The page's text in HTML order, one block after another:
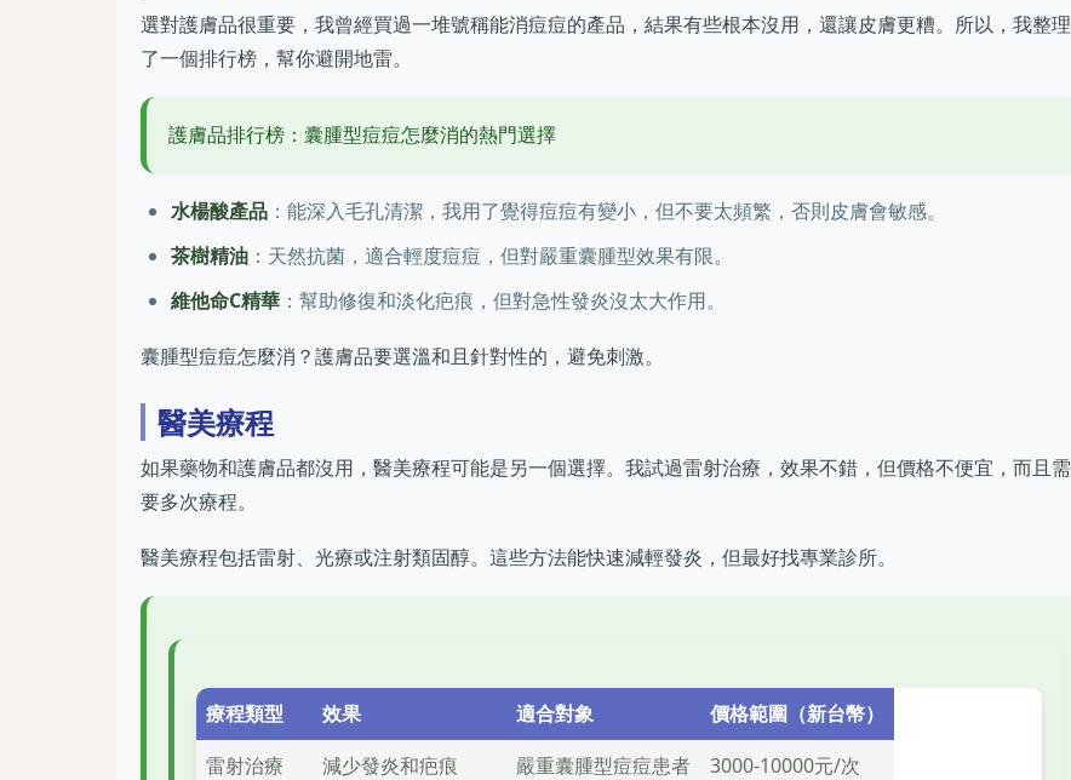
選對護膚品很重要，我曾經買過一堆號稱能消痘痘的產品，結果有些根本沒用，還讓皮膚更糟。所以，我整理
了一個排行榜，幫你避開地雷。
護膚品排行榜：囊腫型痘痘怎麼消的熱門選擇
水楊酸產品 ：能深入毛孔清潔，我用了覺得痘痘有變小，但不要太頻繁，否則皮膚會敏感。
茶樹精油 ：天然抗菌，適合輕度痘痘，但對嚴重囊腫型效果有限。
維他命C精華 ：幫助修復和淡化疤痕，但對急性發炎沒太大作用。
囊腫型痘痘怎麼消？護膚品要選溫和且針對性的，避免刺激。
醫美療程
如果藥物和護膚品都沒用，醫美療程可能是另一個選擇。我試過雷射治療，效果不錯，但價格不便宜，而且需
要多次療程。
醫美療程包括雷射、光療或注射類固醇。這些方法能快速減輕發炎，但最好找專業診所。
療程類型 效果 適合對象
價格範圍（新台幣）
雷射治療
減少發炎和疤痕 嚴重囊腫型痘痘患者 3000-10000元/次